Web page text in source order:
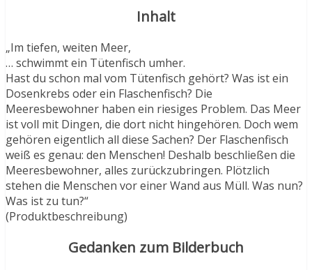
Inhalt
„Im tiefen, weiten Meer,
… schwimmt ein Tütenfisch umher.
Hast du schon mal vom Tütenfisch gehört? Was ist ein
Dosenkrebs oder ein Flaschenfisch? Die
Meeresbewohner haben ein riesiges Problem. Das Meer
ist voll mit Dingen, die dort nicht hingehören. Doch wem
gehören eigentlich all diese Sachen? Der Flaschenfisch
weiß es genau: den Menschen! Deshalb beschließen die
Meeresbewohner, alles zurückzubringen. Plötzlich
stehen die Menschen vor einer Wand aus Müll. Was nun?
Was ist zu tun?“
(Produktbeschreibung)
Gedanken zum Bilderbuch